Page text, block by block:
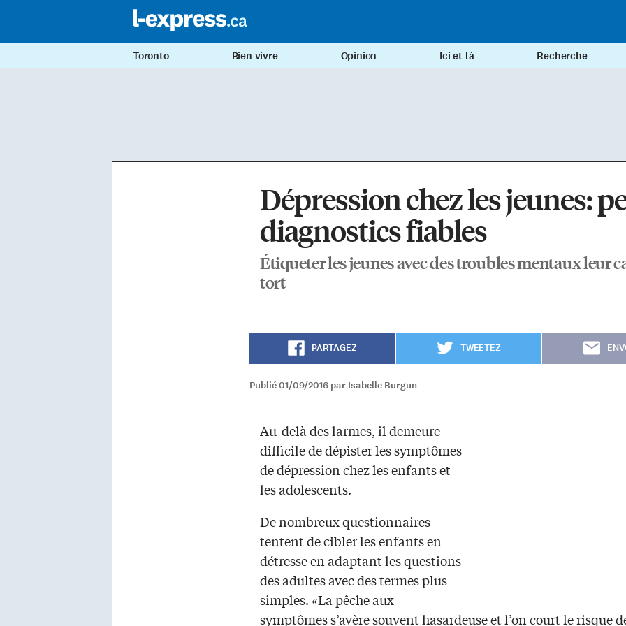
Toronto Bien vivre Opinion Ici et là Recherche
Dépression chez les jeunes:
diagnostics fiables
Étiqueter les jeunes avec des troubles mentaux leur
tort
PARTAGEZ TWEETEZ
Publié 01/09/2016 par Isabelle Burgun
Au-delà des larmes, il demeure
difficile de dépister les symptômes
de dépression chez les enfants et
les adolescents.
De nombreux questionnaires
tentent de cibler les enfants en
détresse en adaptant les questions
des adultes avec des termes plus
simples. «La pêche aux
symptômes s’avère souvent hasardeuse et l’on court le risque